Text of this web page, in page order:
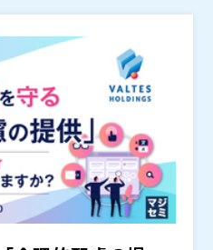
ます。さらに DDoS や Bo
排除するセキュリティ機能
稼働とブランド価値の維持
みを実現するうえで、他製
にも優れる具体的なソリュ
の高い導入アプローチをご
（）
研究所（）
業は将来的に追加、削除さ